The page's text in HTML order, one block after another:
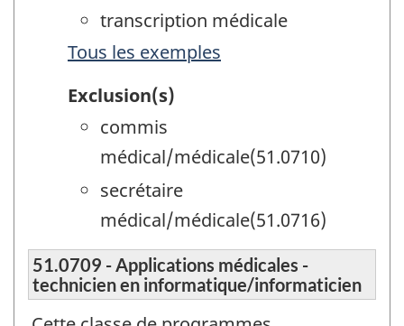
transcription médicale
Tous les exemples
Exclusion(s)
commis
médical/médicale(51.0710)
secrétaire
médical/médicale(51.0716)
51.0709 - Applications médicales -
technicien en informatique/informaticien